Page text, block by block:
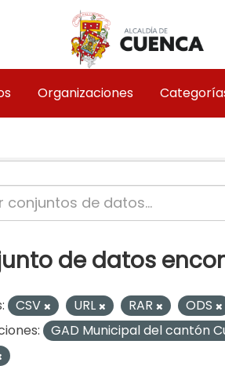
Organizaciones
de datos
CSV URL RAR
ODS
GAD Municipal del cantón